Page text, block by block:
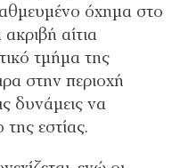
όχημα στο
αίτια
τμήμα της
στην περιοχή
δυνάμεις να
της εστίας.